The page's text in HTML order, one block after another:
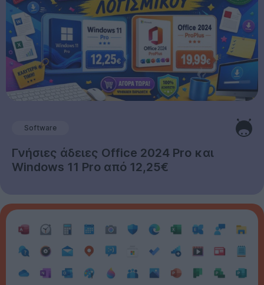
Software
Γνήσιες άδειες Office 2024 Pro και
Windows 11 Pro από 12,25€